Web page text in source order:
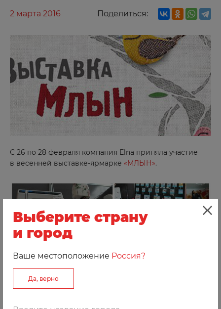
2 марта 2016 Поделиться:
С 26 по 28 февраля компания Elna приняла участие
в весенней выставке-ярмарке «МЛЫН».
Выберите страну
и город
Ваше местоположение Россия?
Да, верно